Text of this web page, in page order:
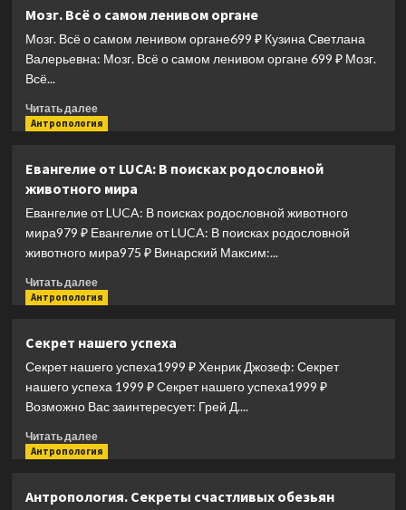
шаги.
Как
прямохождение
людьми
Мозг. Всё о самом ленивом органе
Мозг. Всё о самом ленивом органе699 ₽ Кузина Светлана
Валерьевна: Мозг. Всё о самом ленивом органе 699 ₽ Мозг.
Всё...
Читать далееПрочитать
больше
Всё
о
самом
ленивом
Антропология
Евангелие от LUCA: В поисках родословной
животного мира
Евангелие от LUCA: В поисках родословной животного
мира979 ₽ Евангелие от LUCA: В поисках родословной
животного мира975 ₽ Винарский Максим:...
Читать далееПрочитать
больше
от
LUCA:
В
родословной
животного
мира
Антропология
Секрет нашего успеха
Секрет нашего успеха1999 ₽ Хенрик Джозеф: Секрет
нашего успеха 1999 ₽ Секрет нашего успеха1999 ₽
Возможно Вас заинтересует: Грей Д....
Читать далееПрочитать
больше
нашего
Антропология
Антропология. Секреты счастливых обезьян